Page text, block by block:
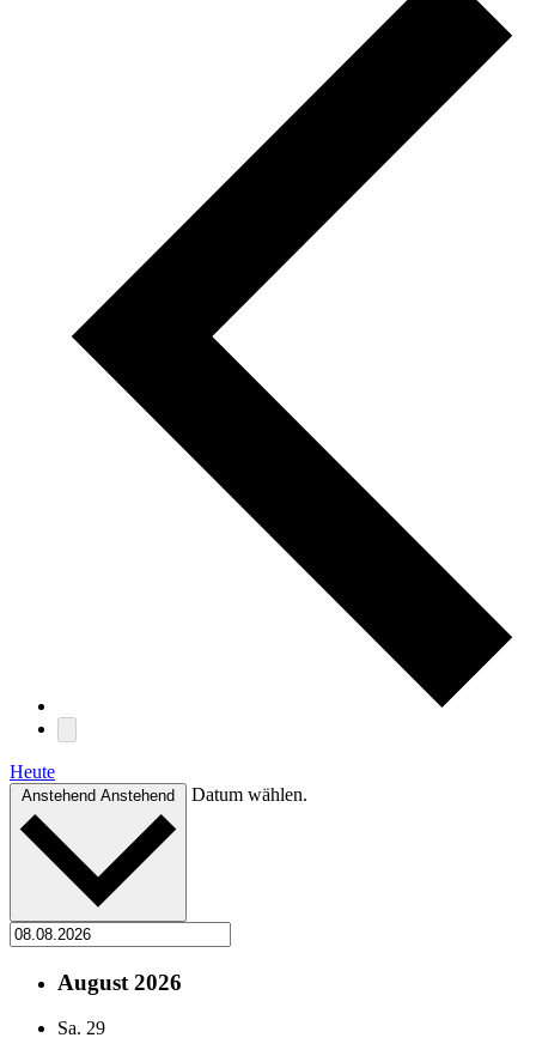
Heute
Anstehend Anstehend Datum wählen.
August 2026
Sa. 29